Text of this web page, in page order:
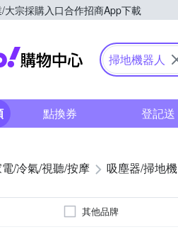
大宗採購入口合作招商App下載
Yahoo購物中心
掃地機器人
點換券 登記送
/冷氣/視聽/按摩 吸塵器/掃地機
其他品牌